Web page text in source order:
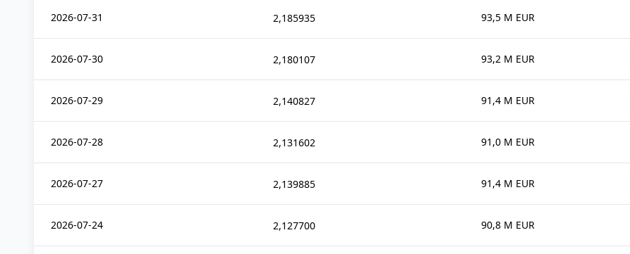
2026-07-31 2,185935 93,5 M EUR
2026-07-30 2,180107 93,2 M EUR
2026-07-29 2,140827 91,4 M EUR
2026-07-28 2,131602 91,0 M EUR
2026-07-27 2,139885 91,4 M EUR
2026-07-24 2,127700 90,8 M EUR